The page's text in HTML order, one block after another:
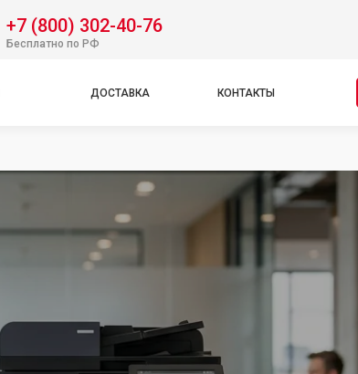
+7 (800) 302-40-76
Бесплатно по РФ
ДОСТАВКА КОНТАКТЫ